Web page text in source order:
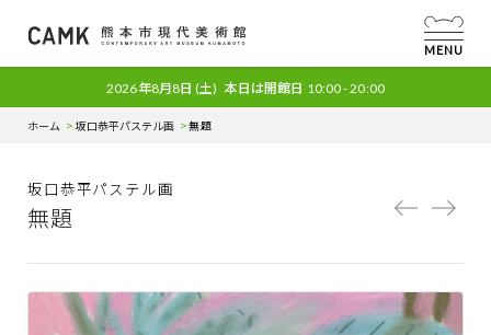
MENU
2026年8月8日 (土) 本日は開館日 10:00 - 20:00
ホーム 坂口恭平パステル画 無題
坂口恭平パステル画
無題